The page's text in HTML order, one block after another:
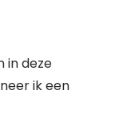
in deze
ik een